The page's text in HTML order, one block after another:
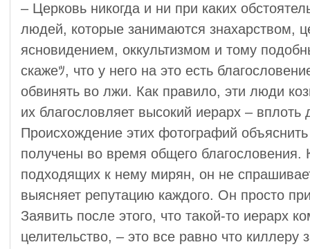
– Церковь никогда и ни при каких
людей, которые занимаются знахарством,
ясновидением, оккультизмом и тому
скажеﾂ, что у него на это есть
обвинять во лжи. Как правило, эти люди
их благословляет высокий иерарх – вплоть
Происхождение этих фотографий
получены во время общего благословения.
подходящих к нему мирян, он не
выясняет репутацию каждого. Он просто
Заявить после этого, что такой-то иерарх
целительство, – это все равно что киллеру